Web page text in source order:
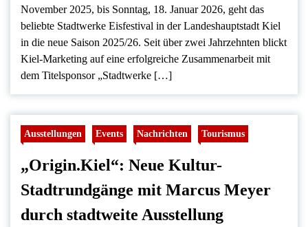
November 2025, bis Sonntag, 18. Januar 2026, geht das
beliebte Stadtwerke Eisfestival in der Landeshauptstadt Kiel
in die neue Saison 2025/26. Seit über zwei Jahrzehnten blickt
Kiel-Marketing auf eine erfolgreiche Zusammenarbeit mit
dem Titelsponsor „Stadtwerke […]
Ausstellungen Events Nachrichten Tourismus
„Origin.Kiel“: Neue Kultur-
Stadtrundgänge mit Marcus Meyer
durch stadtweite Ausstellung